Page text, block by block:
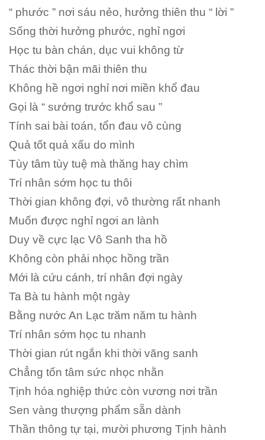
“ phước ” nơi sáu nẻo, hưởng thiên thu “ lời ”
Sống thời hưởng phước, nghỉ ngơi
Học tu bàn chán, dục vui không từ
Thác thời bận mãi thiên thu
Không hề ngơi nghỉ nơi miền khổ đau
Gọi là “ sướng trước khổ sau ”
Tính sai bài toán, tổn đau vô cùng
Quả tốt quả xấu do mình
Tùy tâm tùy tuệ mà thăng hay chìm
Trí nhân sớm học tu thôi
Thời gian không đợi, vô thường rất nhanh
Muốn được nghỉ ngơi an lành
Duy về cực lạc Vô Sanh tha hồ
Không còn phải nhọc hồng trần
Mới là cứu cánh, trí nhân đợi ngày
Ta Bà tu hành một ngày
Bằng nước An Lạc trăm năm tu hành
Trí nhân sớm học tu nhanh
Thời gian rút ngắn khi thời vãng sanh
Chẳng tốn tâm sức nhọc nhằn
Tịnh hóa nghiệp thức còn vương nơi trần
Sen vàng thượng phẩm sẵn dành
Thần thông tự tại, mười phương Tịnh hành